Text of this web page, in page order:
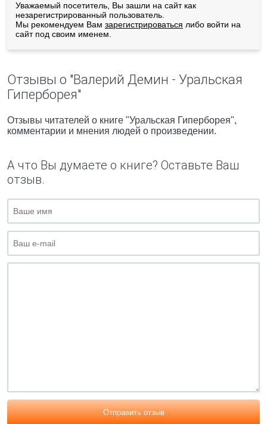
Уважаемый посетитель, Вы зашли на сайт как
незарегистрированный пользователь.
Мы рекомендуем Вам зарегистрироваться либо войти на
сайт под своим именем.
Отзывы о "Валерий Демин - Уральская
Гиперборея"
Отзывы читателей о книге "Уральская Гиперборея",
комментарии и мнения людей о произведении.
А что Вы думаете о книге? Оставьте Ваш
отзыв.
Отправить отзыв